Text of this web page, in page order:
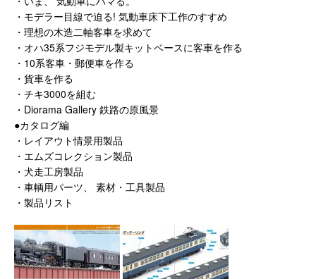
・モデラー目線で迫る! 気動車床下工作のすすめ
・理想の木造二軸客車を求めて
・オハ35系フジモデル製キットベースに客車を作る
・10系客車・郵便車を作る
・貨車を作る
・チキ3000を組む
・Diorama Gallery 鉄路の原風景
●カタログ編
・レイアウト情景用製品
・エムズコレクション製品
・犬走工房製品
・車輌用パーツ、 素材・工具製品
・製品リスト